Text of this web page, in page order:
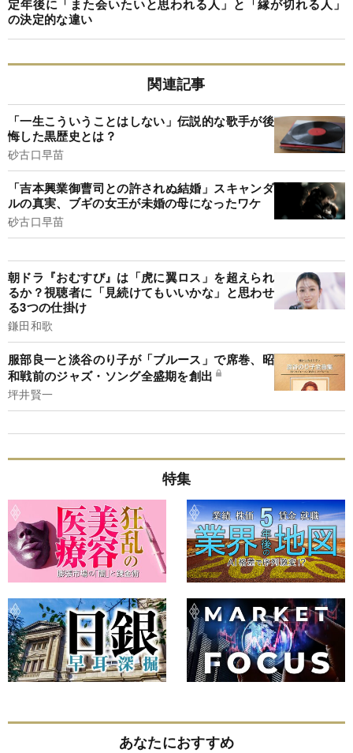
定年後に「また会いたいと思われる人」と「縁が切れる人」
の決定的な違い
関連記事
「一生こういうことはしない」伝説的な歌手が後
悔した黒歴史とは？
砂古口早苗
「吉本興業御曹司との許されぬ結婚」スキャンダ
ルの真実、ブギの女王が未婚の母になったワケ
砂古口早苗
朝ドラ『おむすび』は「虎に翼ロス」を超えられ
るか？視聴者に「見続けてもいいかな」と思わせ
る3つの仕掛け
鎌田和歌
服部良一と淡谷のり子が「ブルース」で席巻、昭
和戦前のジャズ・ソング全盛期を創出
坪井賢一
特集
あなたにおすすめ